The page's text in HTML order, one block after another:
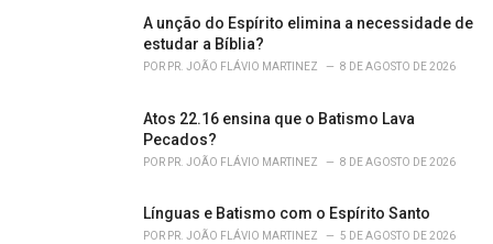
A unção do Espírito elimina a necessidade de
estudar a Bíblia?
POR PR. JOÃO FLÁVIO MARTINEZ 8 DE AGOSTO DE 2026
Atos 22.16 ensina que o Batismo Lava
Pecados?
POR PR. JOÃO FLÁVIO MARTINEZ 8 DE AGOSTO DE 2026
Línguas e Batismo com o Espírito Santo
POR PR. JOÃO FLÁVIO MARTINEZ 5 DE AGOSTO DE 2026